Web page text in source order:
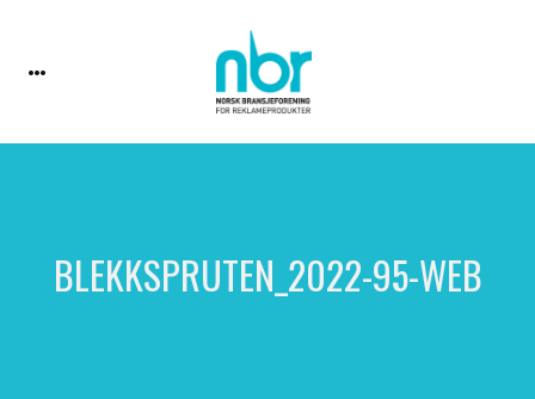
BLEKKSPRUTEN_2022-95-WEB